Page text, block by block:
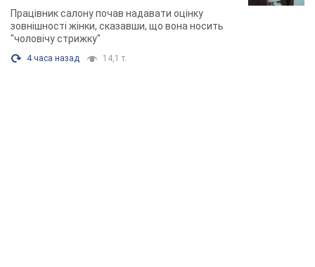
розгорівся скандал. Фото
Працівник салону почав надавати оцінку
зовнішності жінки, сказавши, що вона носить
"чоловічу стрижку"
4 часа назад 14,1 т.